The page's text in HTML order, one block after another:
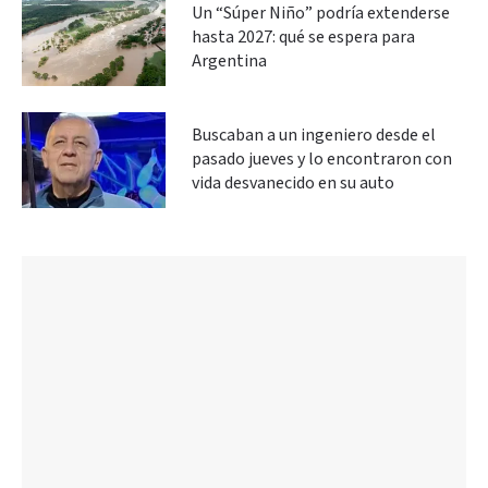
Un “Súper Niño” podría extenderse
hasta 2027: qué se espera para
Argentina
Buscaban a un ingeniero desde el
pasado jueves y lo encontraron con
vida desvanecido en su auto